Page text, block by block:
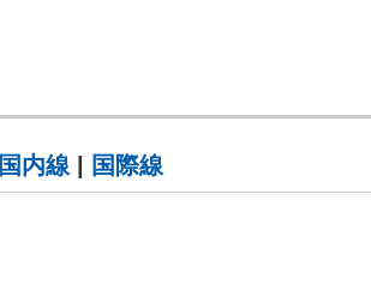
国内線 国際線